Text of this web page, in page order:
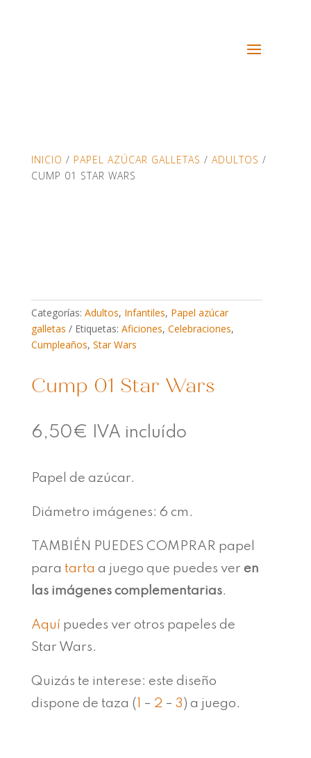
INICIO / PAPEL AZÚCAR GALLETAS / ADULTOS /
CUMP 01 STAR WARS
Categorías: Adultos, Infantiles, Papel azúcar
galletas
Etiquetas: Aficiones, Celebraciones,
Cumpleaños, Star Wars
Cump 01 Star Wars
6,50€ IVA incluído
Papel de azúcar.
Diámetro imágenes: 6 cm.
TAMBIÉN PUEDES COMPRAR papel
para tarta a juego que puedes ver en
las imágenes complementarias.
Aquí puedes ver otros papeles de
Star Wars.
Quizás te interese: este diseño
dispone de taza (
– 2 – 3 ) a juego.